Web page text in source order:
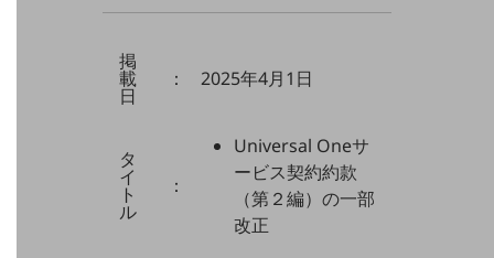
相談・申し込みができるバーチャルショップ
法人向けモバイルトップ
はじめての方へ
100回線以上のお問い合わせ・お見積りはこちら
掲
載
日
： 2025年4月1日
タ
イ
ト
ル
：
Universal Oneサ
ービス契約約款
（第２編）の一部
改正